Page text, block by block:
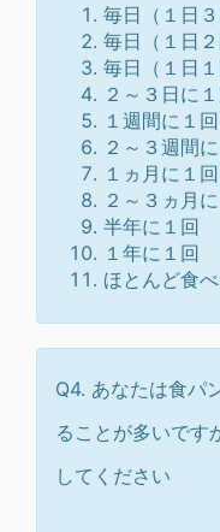
毎日（１日３
毎日（１日２
毎日（１日１
２～３日に
１週間に１回
２～３週間
１ヵ月に１回
２～３ヵ月
半年に１回
１年に１回
ほとんど食
Q4. あなたは食パ
ることが多いです
してください